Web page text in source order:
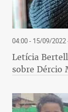
04:00 - 15/09/2022
Letícia
sobre Dércio